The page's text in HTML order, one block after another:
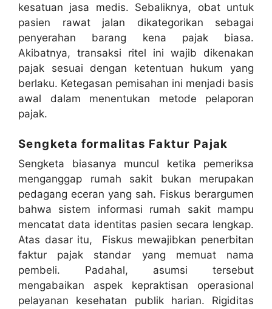
kesatuan jasa medis. Sebaliknya, obat untuk
pasien rawat jalan dikategorikan sebagai
penyerahan barang kena pajak biasa.
Akibatnya, transaksi ritel ini wajib dikenakan
pajak sesuai dengan ketentuan hukum yang
berlaku. Ketegasan pemisahan ini menjadi basis
awal dalam menentukan metode pelaporan
pajak.
Sengketa formalitas Faktur Pajak
Sengketa biasanya muncul ketika pemeriksa
menganggap rumah sakit bukan merupakan
pedagang eceran yang sah. Fiskus berargumen
bahwa sistem informasi rumah sakit mampu
mencatat data identitas pasien secara lengkap.
Atas dasar itu, Fiskus mewajibkan penerbitan
faktur pajak standar yang memuat nama
pembeli. Padahal, asumsi tersebut
mengabaikan aspek kepraktisan operasional
pelayanan kesehatan publik harian. Rigiditas